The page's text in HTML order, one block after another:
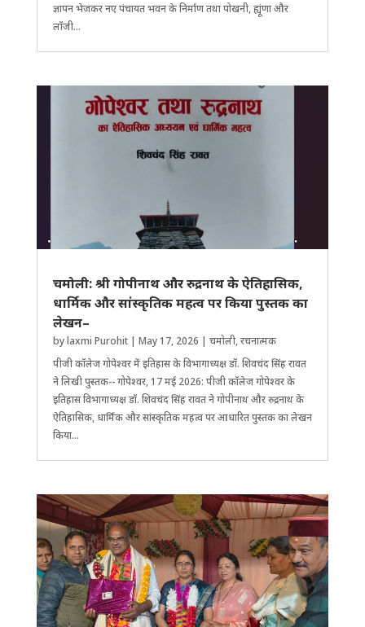
ज्ञापन भेजकर नए पंचायत भवन के निर्माण तथा पोखनी, ह्यूंणा और
लॉजी...
चमोली: श्री गोपीनाथ और रुद्रनाथ के ऐतिहासिक,
धार्मिक और सांस्कृतिक महत्व पर किया पुस्तक का
लेखन–
bylaxmi Purohit| May 17, 2026 | चमोली,रचनात्मक
पीजी कॉलेज गोपेश्वर में इतिहास के विभागाध्यक्ष डॉ. ​शिवचंद सिंह रावत
ने लिखी पुस्तक-- गोपेश्वर, 17 मई 2026: पीजी कॉलेज गोपेश्वर के
इतिहास विभागाध्यक्ष डॉ. शिवचंद सिंह रावत ने गोपीनाथ और रुद्रनाथ के
ऐतिहासिक, धार्मिक और सांस्कृतिक महत्व पर आधारित पुस्तक का लेखन
किया...